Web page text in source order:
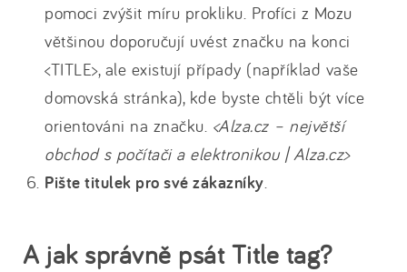
pomoci zvýšit míru prokliku. Profíci z Mozu
většinou doporučují uvést značku na konci
<TITLE>, ale existují případy (například vaše
domovská stránka), kde byste chtěli být více
orientováni na značku. <Alza.cz – největší
obchod s počítači a elektronikou | Alza.cz>
Pište titulek pro své zákazníky.
A jak správně psát Title tag?